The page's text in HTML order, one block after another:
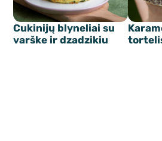
Cukinijų blyneliai su
varške ir dzadzikiu